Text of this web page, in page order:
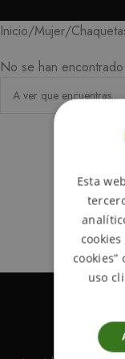
Inicio Mujer
No se han
Esta
uso